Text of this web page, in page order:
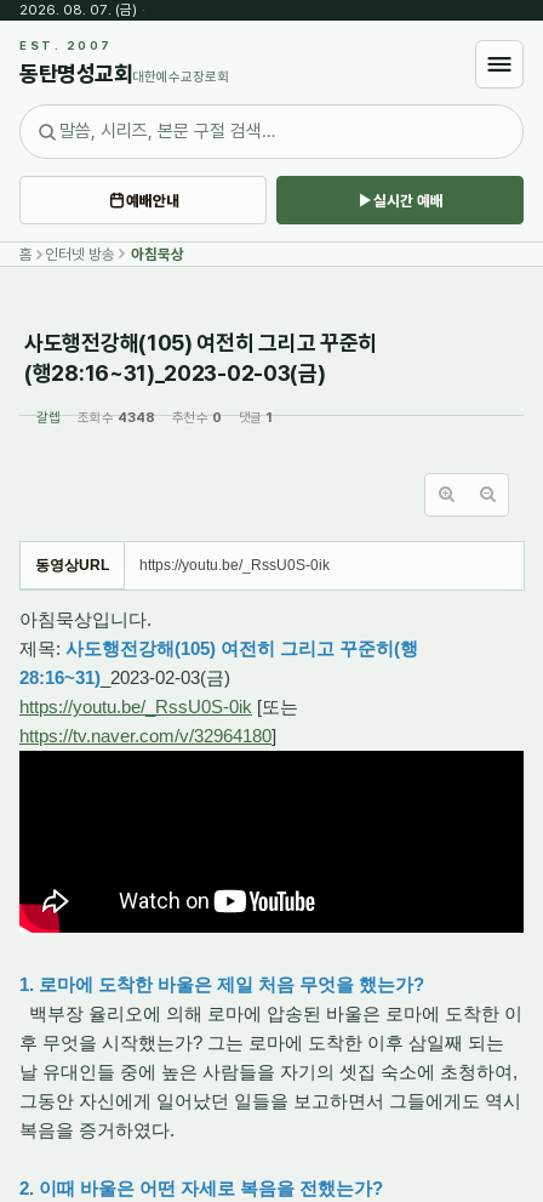
2026. 08. 07. (금) ·
EST. 2007
동탄명성교회 대한예수교장로회
예배안내 실시간 예배
홈 인터넷 방송 아침묵상
사도행전강해(105) 여전히 그리고 꾸준히
(행28:16~31)_2023-02-03(금)
갈렙 조회 수4348 추천 수0 댓글1
동영상URL https://youtu.be/_RssU0S-0ik
아침묵상입니다.
제목: 사도행전강해(105) 여전히 그리고 꾸준히(행
28:16~31) _2023-02-03(금)
https://youtu.be/_RssU0S-0ik [또는
https://tv.naver.com/v/32964180]
1. 로마에 도착한 바울은 제일 처음 무엇을 했는가?
백부장 율리오에 의해 로마에 압송된 바울은 로마에 도착한 이
후 무엇을 시작했는가? 그는 로마에 도착한 이후 삼일째 되는
날 유대인들 중에 높은 사람들을 자기의 셋집 숙소에 초청하여,
그동안 자신에게 일어났던 일들을 보고하면서 그들에게도 역시
복음을 증거하였다.
2. 이때 바울은 어떤 자세로 복음을 전했는가?
Sketchbook5, 스케치북5
Sketchbook5, 스케치북5